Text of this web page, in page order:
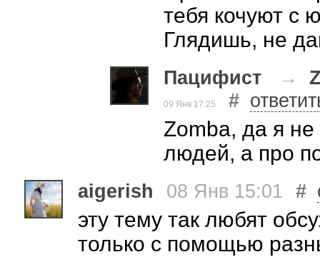
тебя кочуют с
Глядишь, не
Пацифист →
09 Янв 17:25 #
Zomba, да я не
людей, а про
aigerish 08 Янв 15:01 #
эту тему так любят
только с помощью